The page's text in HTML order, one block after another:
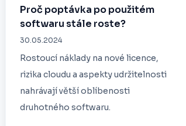
Proč poptávka po použitém
softwaru stále roste?
30.05.2024
Rostoucí náklady na nové licence,
rizika cloudu a aspekty udržitelnosti
nahrávají větší oblíbenosti
druhotného softwaru.